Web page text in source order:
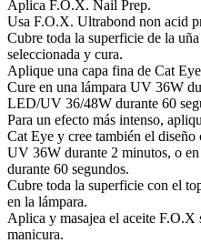
Aplica F.O.X. Nail Prep.
Usa F.O.X. Ultrabond non acid
Cubre toda la superficie de la
seleccionada y cura.
Aplique una capa fina de Cat
Cure en una lámpara UV 36W
LED/UV 36/48W durante 60
Para un efecto más intenso,
Cat Eye y cree también el
UV 36W durante 2 minutos, o
durante 60 segundos.
Cubre toda la superficie con el
en la lámpara.
Aplica y masajea el aceite
manicura.